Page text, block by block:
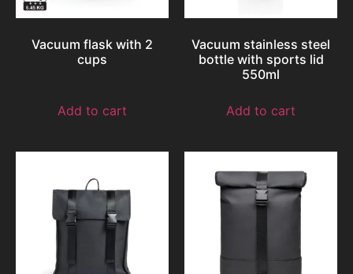
Vacuum flask with 2
cups
Add to cart
Vacuum stainless steel
bottle with sports lid
550ml
Add to cart